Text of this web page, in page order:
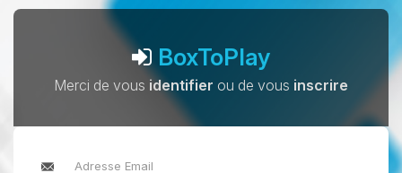
BoxToPlay
Merci de vous identifier ou de vous inscrire